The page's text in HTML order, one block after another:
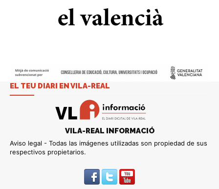
EL TEU DIARI EN VILA-REAL
VILA-REAL INFORMACIÓ
Aviso legal - Todas las imágenes utilizadas son propiedad de sus
respectivos propietarios.